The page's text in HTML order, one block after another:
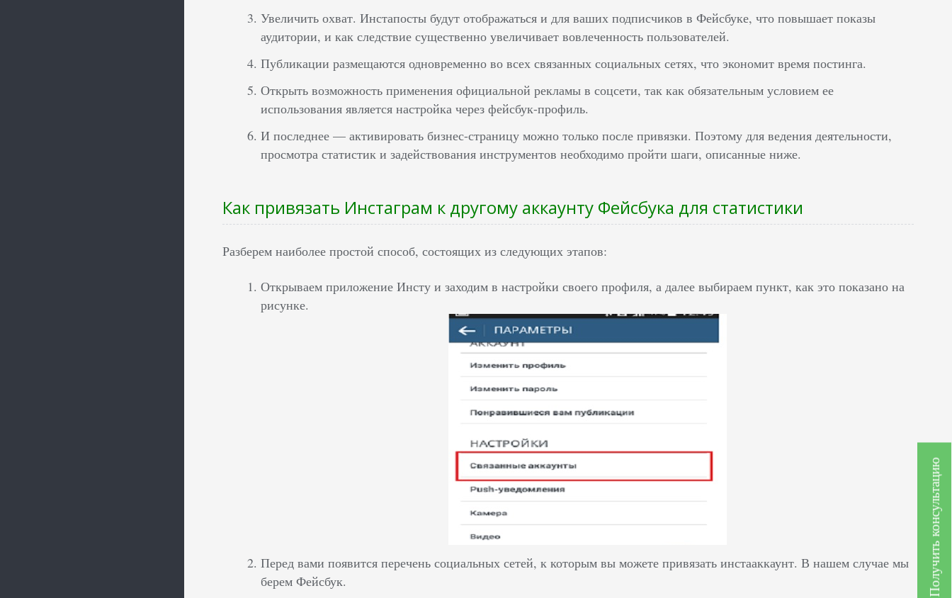
Увеличить охват. Инстапосты будут отображаться и для ваших подписчиков в Фейсбуке, что повышает показы
аудитории, и как следствие существенно увеличивает вовлеченность пользователей.
Публикации размещаются одновременно во всех связанных социальных сетях, что экономит время постинга.
Открыть возможность применения официальной рекламы в соцсети, так как обязательным условием ее
использования является настройка через фейсбук-профиль.
И последнее — активировать бизнес-страницу можно только после привязки. Поэтому для ведения деятельности,
просмотра статистик и задействования инструментов необходимо пройти шаги, описанные ниже.
Как привязать Инстаграм к другому аккаунту Фейсбука для статистики
Разберем наиболее простой способ, состоящих из следующих этапов:
Открываем приложение Инсту и заходим в настройки своего профиля, а далее выбираем пункт, как это показано на
рисунке.
Перед вами появится перечень социальных сетей, к которым вы можете привязать инстааккаунт. В нашем случае мы
берем Фейсбук.
Получить консультацию